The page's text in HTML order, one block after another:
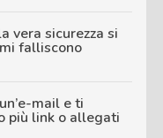
vera sicurezza si
falliscono
mail e ti
più link o allegati